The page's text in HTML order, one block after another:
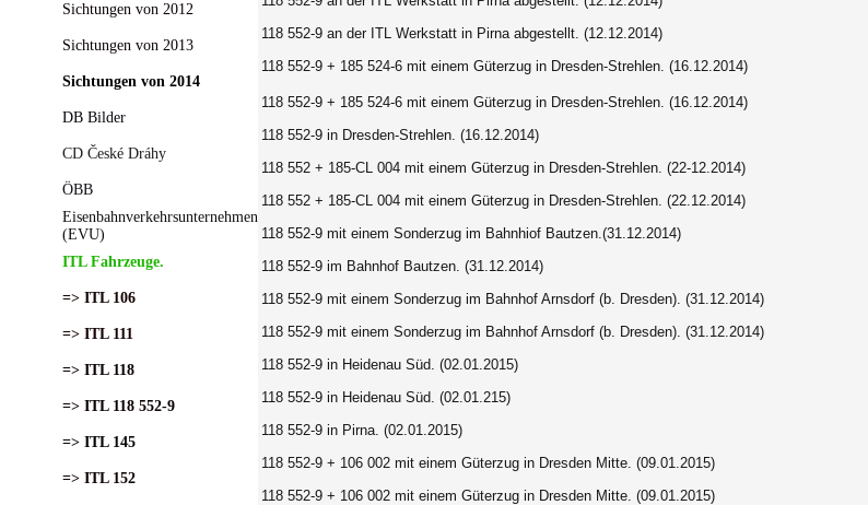
Sichtungen von 2012
Sichtungen von 2013
Sichtungen von 2014
DB Bilder
CD České Dráhy
ÖBB
Eisenbahnverkehrsunternehmen
(EVU)
ITL Fahrzeuge.
=> ITL 106
=> ITL 111
=> ITL 118
=> ITL 118 552-9
=> ITL 145
=> ITL 152
118 552-9 an der ITL Werkstatt in Pirna abgestellt. (12.12.2014)
118 552-9 + 185 524-6 mit einem Güterzug in Dresden-Strehlen. (16.12.2014)
118 552-9 + 185 524-6 mit einem Güterzug in Dresden-Strehlen. (16.12.2014)
118 552-9 in Dresden-Strehlen. (16.12.2014)
118 552 + 185-CL 004 mit einem Güterzug in Dresden-Strehlen. (22-12.2014)
118 552 + 185-CL 004 mit einem Güterzug in Dresden-Strehlen. (22.12.2014)
118 552-9 mit einem Sonderzug im Bahnhiof Bautzen.(31.12.2014)
118 552-9 im Bahnhof Bautzen. (31.12.2014)
118 552-9 mit einem Sonderzug im Bahnhof Arnsdorf (b. Dresden). (31.12.2014)
118 552-9 mit einem Sonderzug im Bahnhof Arnsdorf (b. Dresden). (31.12.2014)
118 552-9 in Heidenau Süd. (02.01.2015)
118 552-9 in Heidenau Süd. (02.01.215)
118 552-9 in Pirna. (02.01.2015)
118 552-9 + 106 002 mit einem Güterzug in Dresden Mitte. (09.01.2015)
118 552-9 + 106 002 mit einem Güterzug in Dresden Mitte. (09.01.2015)